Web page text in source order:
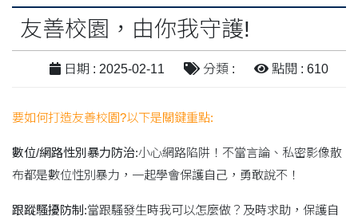
友善校園，由你我守護!
日期 : 2025-02-11 分類 : 點閱 : 610
要如何打造友善校園?以下是關鍵重點:
數位/網路性別暴力防治:小心網路陷阱！不當言論、私密影像散
布都是數位性別暴力，一起學會保護自己，勇敢說不！
跟蹤騷擾防制:當跟騷發生時我可以怎麼做？及時求助，保護自